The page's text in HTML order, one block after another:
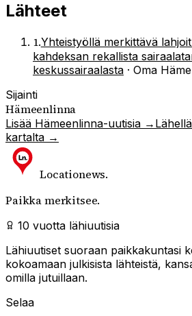
Lähteet
1.Yhteistyöllä merkittävä
kahdeksan rekallista
keskussairaalasta · Oma Häme
Sijainti
Hämeenlinna
Lisää Hämeenlinna-uutisia →
kartalta →
Locationews.
Paikka merkitsee.
10 vuotta lähiuutisia
Lähiuutiset suoraan paikkakuntasi
kokoamaan julkisista lähteistä,
omilla jutuillaan.
Selaa